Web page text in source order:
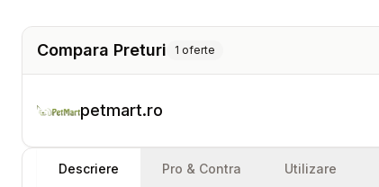
Compara Preturi 1 oferte
petmart.ro
Descriere Pro & Contra Utilizare